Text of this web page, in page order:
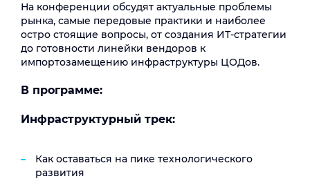
На конференции обсудят актуальные проблемы
рынка, самые передовые практики и наиболее
остро стоящие вопросы, от создания ИТ-стратегии
до готовности линейки вендоров к
импортозамещению инфраструктуры ЦОДов.
В программе:
Инфраструктурный трек:
Как оставаться на пике технологического
развития